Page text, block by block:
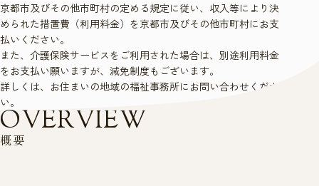
京都市及びその他市町村の定める規定に従い、収入等により決
められた措置費（利用料金）を京都市及びその他市町村にお支
払いください。
また、介護保険サービスをご利用された場合は、別途利用料金
をお支払い願いますが、減免制度もございます。
詳しくは、お住まいの地域の福祉事務所にお問い合わせくださ
い。
OVERVIEW
概要